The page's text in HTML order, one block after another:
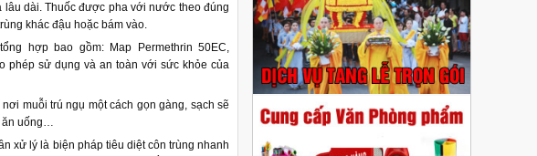
dài. Thuốc được pha với nước theo đúng
khác đậu hoặc bám vào.
hợp bao gồm: Map Permethrin 50EC,
phép sử dụng và an toàn với sức khỏe của
muỗi trú ngụ một cách gọn gàng, sạch sẽ
ăn uống…
xử lý là biện pháp tiêu diệt côn trùng nhanh